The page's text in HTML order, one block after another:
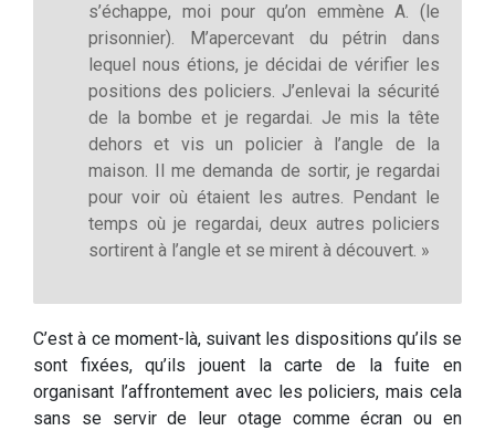
s’échappe, moi pour qu’on emmène A. (le
prisonnier). M’apercevant du pétrin dans
lequel nous étions, je décidai de vérifier les
positions des policiers. J’enlevai la sécurité
de la bombe et je regardai. Je mis la tête
dehors et vis un policier à l’angle de la
maison. Il me demanda de sortir, je regardai
pour voir où étaient les autres. Pendant le
temps où je regardai, deux autres policiers
sortirent à l’angle et se mirent à découvert. »
C’est à ce moment-là, suivant les dispositions qu’ils se
sont fixées, qu’ils jouent la carte de la fuite en
organisant l’affrontement avec les policiers, mais cela
sans se servir de leur otage comme écran ou en